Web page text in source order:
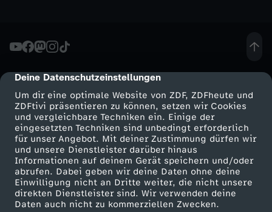
cmp-dialog-description
Deine Datenschutzeinstellungen
Um dir eine optimale Website von ZDF, ZDFheute und
ZDFtivi präsentieren zu können, setzen wir Cookies
und vergleichbare Techniken ein. Einige der
eingesetzten Techniken sind unbedingt erforderlich
für unser Angebot. Mit deiner Zustimmung dürfen wir
und unsere Dienstleister darüber hinaus
Informationen auf deinem Gerät speichern und/oder
abrufen. Dabei geben wir deine Daten ohne deine
Einwilligung nicht an Dritte weiter, die nicht unsere
direkten Dienstleister sind. Wir verwenden deine
Daten auch nicht zu kommerziellen Zwecken.
Mehr ZDF
ZDF-Apps
Smart TV
ZDFtext
Service
ZDFmitreden
Kontakt zum ZDF
Tickets